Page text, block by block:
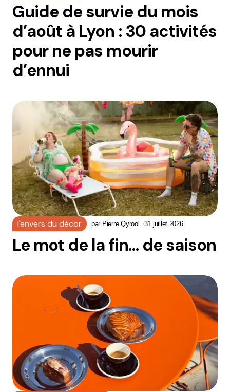
Guide de survie du mois
d’août à Lyon : 30 activités
pour ne pas mourir
d’ennui
l'envers du décor par Pierre Qyrool 31 juillet 2026
Le mot de la fin… de saison